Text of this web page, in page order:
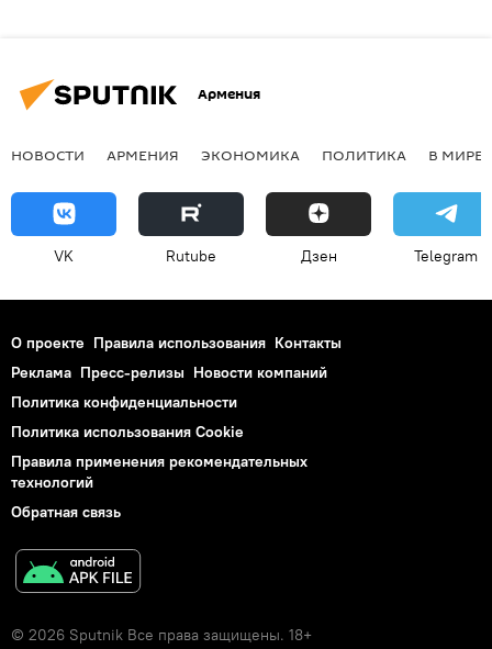
Армения
НОВОСТИ АРМЕНИЯ ЭКОНОМИКА ПОЛИТИКА В МИРЕ
VK Rutube Дзен Telegram
О проекте Правила использования Контакты
Реклама Пресс-релизы Новости компаний
Политика конфиденциальности
Политика использования Cookie
Правила применения рекомендательных
технологий
Обратная связь
© 2026 Sputnik Все права защищены. 18+